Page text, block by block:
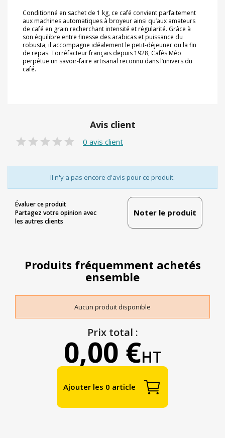
Conditionné en sachet de 1 kg, ce café convient parfaitement
aux machines automatiques à broyeur ainsi qu’aux amateurs
de café en grain recherchant intensité et régularité. Grâce à
son équilibre entre finesse des arabicas et puissance du
robusta, il accompagne idéalement le petit-déjeuner ou la fin
de repas. Torréfacteur français depuis 1928, Cafés Méo
perpétue un savoir-faire artisanal reconnu dans l’univers du
café.
Avis client
0 avis client
Il n'y a pas encore d'avis pour ce produit.
Évaluer ce produit
Partagez votre opinion avec
les autres clients
Noter le produit
Produits fréquemment achetés
ensemble
Aucun produit disponible
Prix total :
0,00 €HT
Ajouter les 0 article